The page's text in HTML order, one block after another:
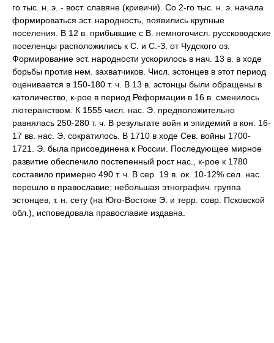
го тыс. н. э. - вост. славяне (кривичи). Со 2-го тыс. н. э. начала
формироваться эст. народность, появились крупные
поселения. В 12 в. прибывшие с В. немногочисл. руссководские
поселенцы расположились к С. и С.-З. от Чудского оз.
Формирование эст. народности ускорилось в нач. 13 в. в ходе
борьбы против нем. захватчиков. Числ. эстонцев в этот период
оценивается в 150-180 т. ч. В 13 в. эстонцы были обращены в
католичество, к-рое в период Реформации в 16 в. сменилось
лютеранством. К 1555 числ. нас. Э. предположительно
равнялась 250-280 т. ч. В результате войн и эпидемий в кон. 16-
17 вв. нас. Э. сократилось. В 1710 в ходе Сев. войны 1700-
1721. Э. была присоединена к России. Последующее мирное
развитие обеспечило постепенный рост нас., к-рое к 1780
составило примерно 490 т. ч. В сер. 19 в. ок. 10-12% сел. нас.
перешло в православие; небольшая этнографич. группа
эстонцев, т. н. сету (на Юго-Востоке Э. и терр. совр. Псковской
обл.), исповедовала православие издавна.